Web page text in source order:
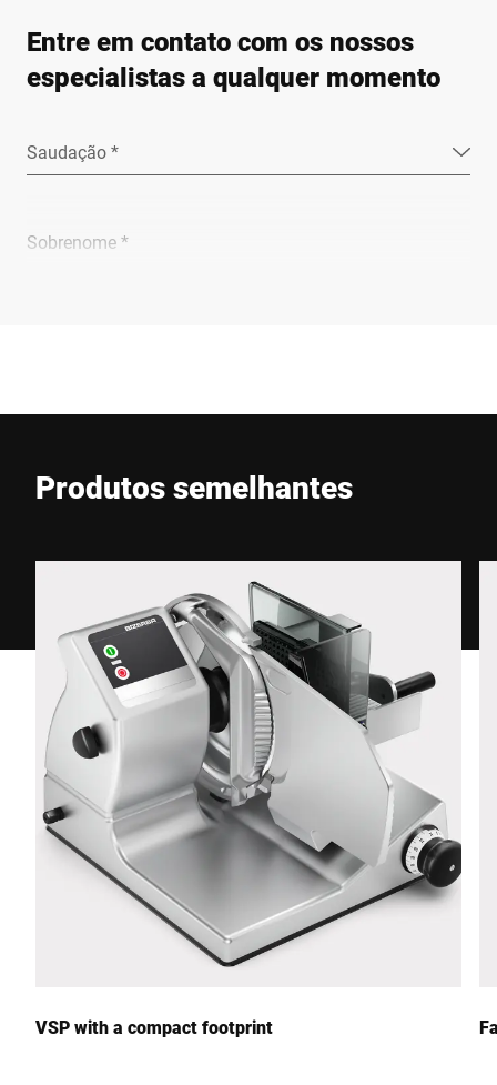
Entre em contato com os nossos
especialistas a qualquer momento
Saudação *
Sobrenome *
E-mail *
Código Postal *
Cidade *
País *
Produtos semelhantes
VSP with a compact footprint